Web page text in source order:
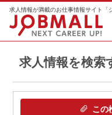
求人情報が満載のお仕事情報サイト「
求人情報を検索
この